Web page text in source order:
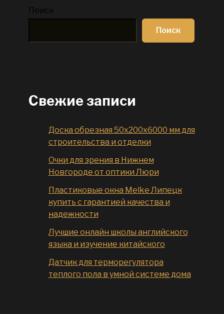
Поиск
Поиск
Свежие записи
Доска обрезная 50x200x6000 мм для
строительства и отделки
Очки для зрения в Нижнем
Новгороде от оптики Люри
Пластиковые окна Melke Липецк
купить с гарантией качества и
надежности
Лучшие онлайн школы английского
языка и изучение китайского
Датчик для терморегулятора
теплого пола в умной системе дома